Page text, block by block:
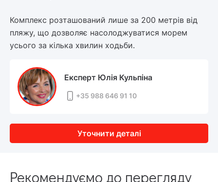
Комплекс розташований лише за 200 метрів від
пляжу, що дозволяє насолоджуватися морем
усього за кілька хвилин ходьби.
Експерт Юлія Кульпіна
+35 988 646 91 10
Уточнити деталі
Рекомендуємо до перегляду